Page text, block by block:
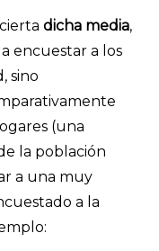
de cliente
dicha media,
encuestar a los
sino
(una
la población
a una muy
a la